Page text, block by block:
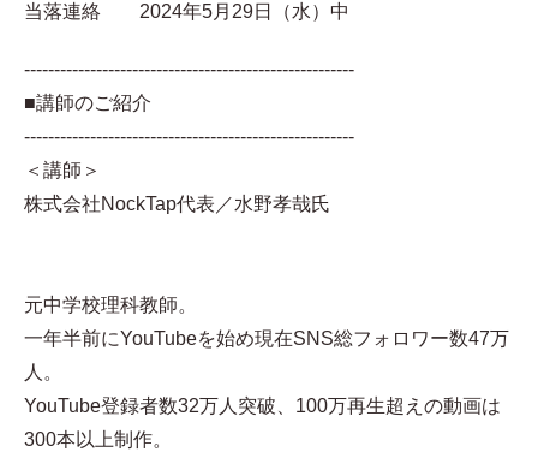
当落連絡 2024年5月29日（水）中
-------------------------------------------------------
■講師のご紹介
-------------------------------------------------------
＜講師＞
株式会社NockTap代表／水野孝哉氏
元中学校理科教師。
一年半前にYouTubeを始め現在SNS総フォロワー数47万
人。
YouTube登録者数32万人突破、100万再生超えの動画は
300本以上制作。